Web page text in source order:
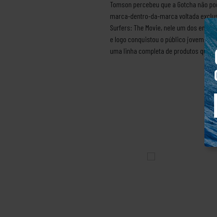
Tomson percebeu que a Gotcha não
marca-dentro-da-marca voltada
Surfers: The Movie, nele um dos
e logo conquistou o público jovem
uma linha completa de produtos que